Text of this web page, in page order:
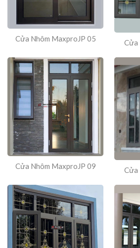
Cửa Nhôm MaxproJP 05 Cửa
Cửa Nhôm MaxproJP 09 Cửa